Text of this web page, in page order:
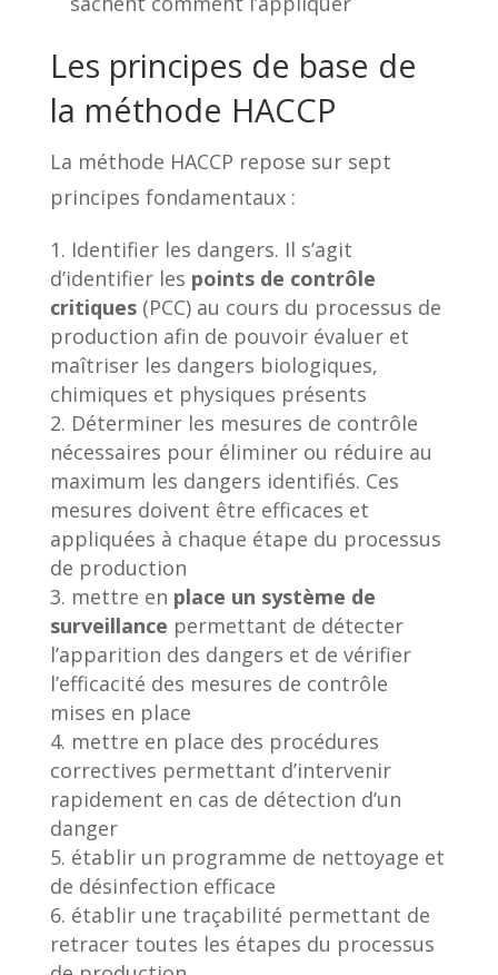
Les principes de base de
la méthode HACCP
La méthode HACCP repose sur sept
principes fondamentaux :
Identifier les dangers. Il s’agit
d’identifier les points de contrôle
critiques(PCC) au cours du processus de
production afin de pouvoir évaluer et
maîtriser les dangers biologiques,
chimiques et physiques présents
Déterminer les mesures de contrôle
nécessaires pour éliminer ou réduire au
maximum les dangers identifiés. Ces
mesures doivent être efficaces et
appliquées à chaque étape du processus
de production
mettre en place un système de
surveillance permettant de détecter
l’apparition des dangers et de vérifier
l’efficacité des mesures de contrôle
mises en place
mettre en place des procédures
correctives permettant d’intervenir
rapidement en cas de détection d’un
danger
établir un programme de nettoyage et
de désinfection efficace
établir une traçabilité permettant de
retracer toutes les étapes du processus